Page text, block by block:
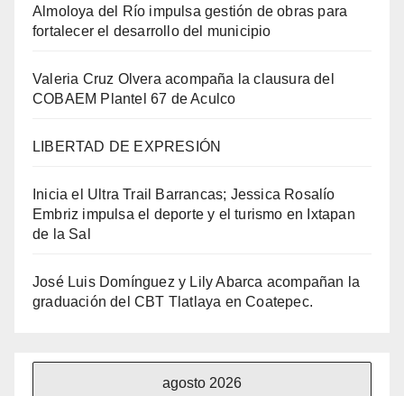
Almoloya del Río impulsa gestión de obras para
fortalecer el desarrollo del municipio
Valeria Cruz Olvera acompaña la clausura del
COBAEM Plantel 67 de Aculco
LIBERTAD DE EXPRESIÓN
Inicia el Ultra Trail Barrancas; Jessica Rosalío
Embriz impulsa el deporte y el turismo en Ixtapan
de la Sal
José Luis Domínguez y Lily Abarca acompañan la
graduación del CBT Tlatlaya en Coatepec.
agosto 2026